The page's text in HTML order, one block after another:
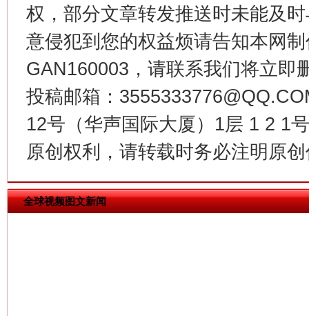
权，部分文章转发推送时未能及
意侵犯到您的权益烦请告知本网
GAN160003，请联系我们将立即
投稿邮箱：
12号（华声国际大厦）1层 1 2 1
原创权利，请转载时务必注明原
全球视频图文新闻
在谋一域中谋全局